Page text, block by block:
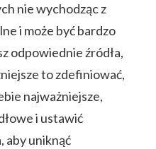
nie wychodząc z
i może być bardzo
odpowiednie źródła,
to zdefiniować,
najważniejsze,
i ustawić
aby uniknąć